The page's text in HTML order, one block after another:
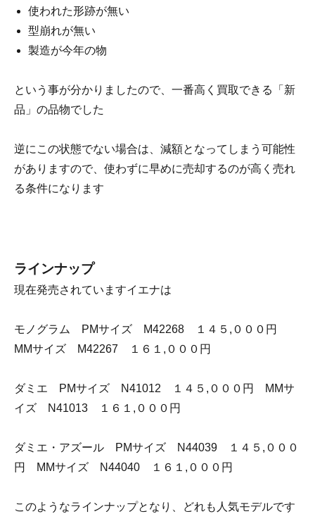
使われた形跡が無い
型崩れが無い
製造が今年の物
という事が分かりましたので、一番高く買取できる「新
品」の品物でした
逆にこの状態でない場合は、減額となってしまう可能性
がありますので、 使わずに早めに売却するのが高く売れ
る条件になります
ラインナップ
現在発売されていますイエナは
モノグラム PMサイズ M42268 １４５,０００円
MMサイズ M42267 １６１,０００円
ダミエ PMサイズ N41012 １４５,０００円 MMサ
イズ N41013 １６１,０００円
ダミエ・アズール PMサイズ N44039 １４５,０００
円 MMサイズ N44040 １６１,０００円
このようなラインナップとなり、どれも人気モデルです